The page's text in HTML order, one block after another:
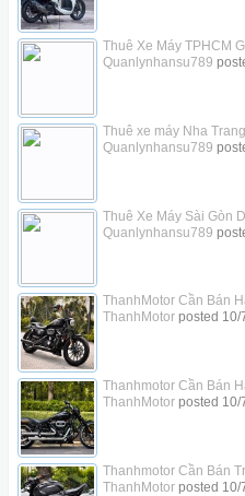
Thuê Xe Máy TPHCM
Quanlynhansu789
Thuê xe máy Nha
Quanlynhansu789
Thuê Xe Máy Sài Gòn
Quanlynhansu789
ThanhMotor Cần Bán
ThanhMotorposted 10/
Thanhmotor Cần Bán
ThanhMotorposted 10/
Thanhmotor Cần Bán
ThanhMotorposted 10/